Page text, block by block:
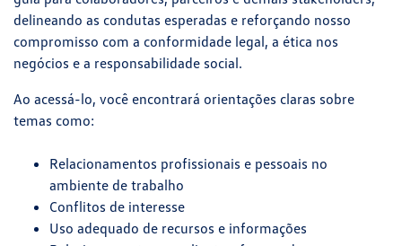
delineando as condutas esperadas e reforçando nosso
compromisso com a conformidade legal, a ética nos
negócios e a responsabilidade social.
Ao acessá-lo, você encontrará orientações claras sobre
temas como:
Relacionamentos profissionais e pessoais no
ambiente de trabalho
Conflitos de interesse
Uso adequado de recursos e informações